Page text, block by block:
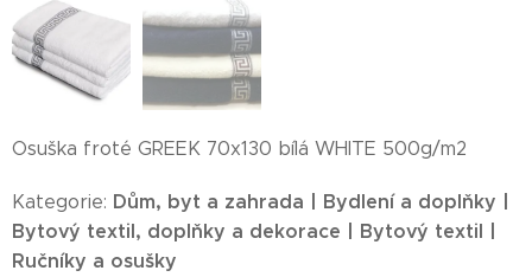
Osuška froté GREEK 70x130 bílá WHITE 500g/m2
Kategorie: Dům, byt a zahrada | Bydlení a doplňky |
Bytový textil, doplňky a dekorace | Bytový textil |
Ručníky a osušky